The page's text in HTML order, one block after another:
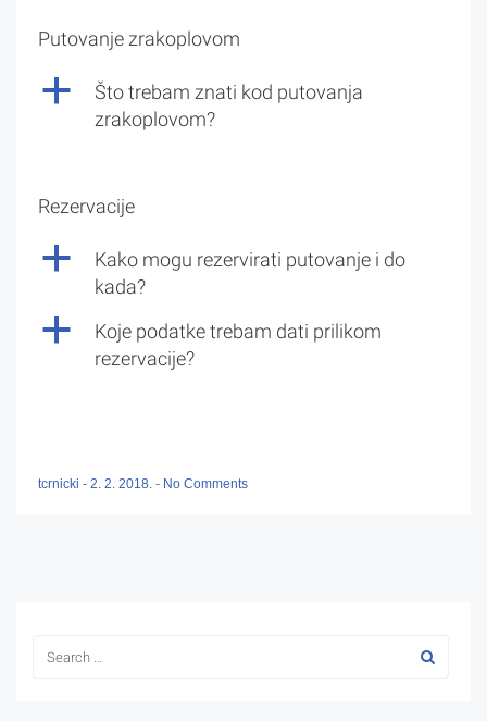
Putovanje zrakoplovom
a
Što trebam znati kod putovanja
zrakoplovom?
Rezervacije
a
Kako mogu rezervirati putovanje i do
kada?
a
Koje podatke trebam dati prilikom
rezervacije?
tcrnicki - 2. 2. 2018. - No Comments